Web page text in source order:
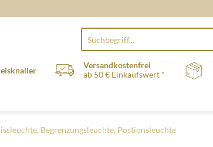
Versandkostenfrei
ab 50 € Einkaufswert *
Begrenzungsleuchte, Postionsleuchte